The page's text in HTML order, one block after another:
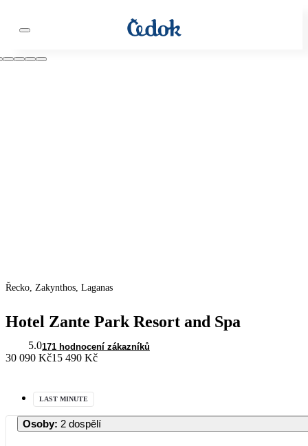
Řecko, Zakynthos, Laganas
Hotel Zante Park Resort and Spa
5.0171 hodnocení zákazníků
30 090 Kč15 490 Kč
LAST MINUTE
Osoby: 2 dospělí